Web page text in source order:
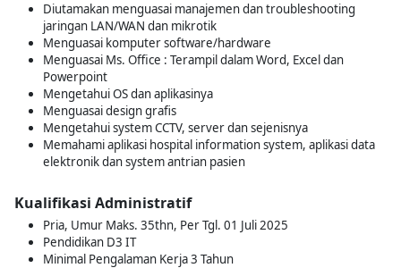
Diutamakan menguasai manajemen dan troubleshooting
jaringan LAN/WAN dan mikrotik
Menguasai komputer software/hardware
Menguasai Ms. Office : Terampil dalam Word, Excel dan
Powerpoint
Mengetahui OS dan aplikasinya
Menguasai design grafis
Mengetahui system CCTV, server dan sejenisnya
Memahami aplikasi hospital information system, aplikasi data
elektronik dan system antrian pasien
Kualifikasi Administratif
Pria, Umur Maks. 35thn, Per Tgl. 01 Juli 2025
Pendidikan D3 IT
Minimal Pengalaman Kerja 3 Tahun